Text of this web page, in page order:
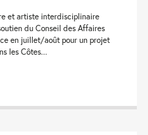
et artiste interdisciplinaire
du Conseil des Affaires
en juillet/août pour un projet
les Côtes...